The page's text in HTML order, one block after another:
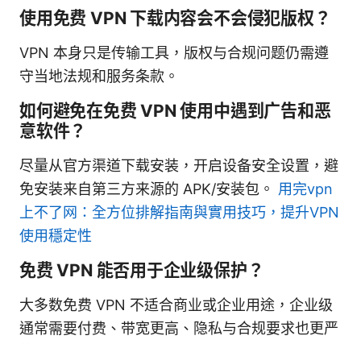
使用免费 VPN 下载内容会不会侵犯版权？
VPN 本身只是传输工具，版权与合规问题仍需遵
守当地法规和服务条款。
如何避免在免费 VPN 使用中遇到广告和恶
意软件？
尽量从官方渠道下载安装，开启设备安全设置，避
免安装来自第三方来源的 APK/安装包。 用完vpn
上不了网：全方位排解指南與實用技巧，提升VPN
使用穩定性
免费 VPN 能否用于企业级保护？
大多数免费 VPN 不适合商业或企业用途，企业级
通常需要付费、带宽更高、隐私与合规要求也更严